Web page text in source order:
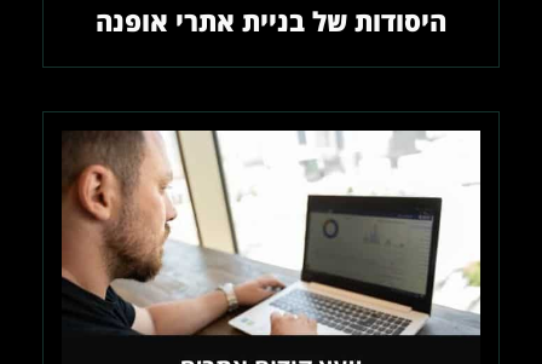
היסודות של בניית אתרי אופנה